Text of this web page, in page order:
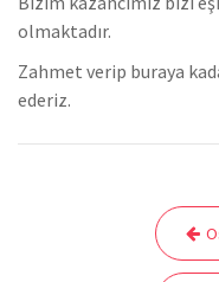
olmaktadır.
Zahmet verip buraya
ederiz.